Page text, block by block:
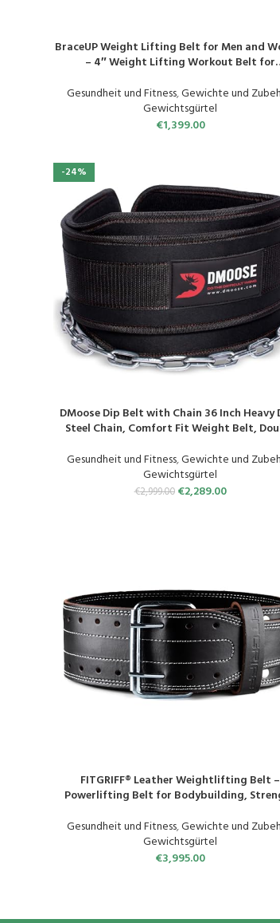
PRODUKT KAUFEN
BraceUP Weight Lifting Belt for Men and
– 4″ Weight Lifting Workout Belt for
Back Support
Gesundheit und Fitness,Gewichte und
Gewichtsgürtel
€1,399.00
-24%
PRODUKT KAUFEN
DMoose Dip Belt with Chain 36 Inch Heavy
Steel Chain, Comfort Fit Weight Belt,
Bodybuilding Workouts
Gesundheit und Fitness,Gewichte und
Gewichtsgürtel
€2,999.00 €2,289.00
PRODUKT KAUFEN
FITGRIFF® Leather Weightlifting Belt –
Powerlifting Belt for Bodybuilding,
Belt – for Men and Women
Gesundheit und Fitness,Gewichte und
Gewichtsgürtel
€3,995.00